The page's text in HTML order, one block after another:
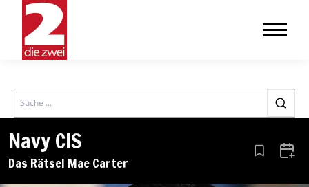
Search
Navy CIS
Das Rätsel Mae Carter Aus den